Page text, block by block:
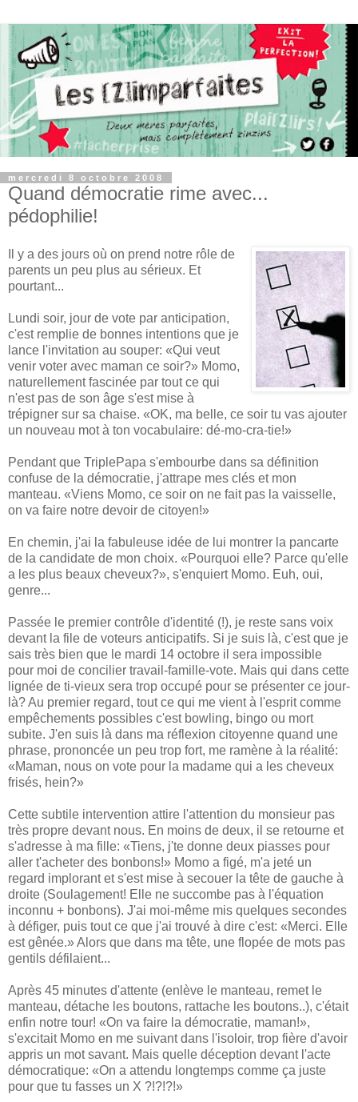
mercredi 8 octobre 2008
Quand démocratie rime avec...
pédophilie!
Il y a des jours où on prend notre rôle de
parents un peu plus au sérieux. Et
pourtant...
Lundi soir, jour de vote par anticipation,
c'est remplie de bonnes intentions que je
lance l'invitation au souper: «Qui veut
venir voter avec maman ce soir?» Momo,
naturellement fascinée par tout ce qui
n'est pas de son âge s'est mise à
trépigner sur sa chaise. «OK, ma belle, ce soir tu vas ajouter
un nouveau mot à ton vocabulaire: dé-mo-cra-tie!»
Pendant que TriplePapa s'embourbe dans sa définition
confuse de la démocratie, j'attrape mes clés et mon
manteau. «Viens Momo, ce soir on ne fait pas la vaisselle,
on va faire notre devoir de citoyen!»
En chemin, j'ai la fabuleuse idée de lui montrer la pancarte
de la candidate de mon choix. «Pourquoi elle? Parce qu'elle
a les plus beaux cheveux?», s'enquiert Momo. Euh, oui,
genre...
Passée le premier contrôle d'identité (!), je reste sans voix
devant la file de voteurs anticipatifs. Si je suis là, c'est que je
sais très bien que le mardi 14 octobre il sera impossible
pour moi de concilier travail-famille-vote. Mais qui dans cette
lignée de ti-vieux sera trop occupé pour se présenter ce jour-
là? Au premier regard, tout ce qui me vient à l'esprit comme
empêchements possibles c'est bowling, bingo ou mort
subite. J'en suis là dans ma réflexion citoyenne quand une
phrase, prononcée un peu trop fort, me ramène à la réalité:
«Maman, nous on vote pour la madame qui a les cheveux
frisés, hein?»
Cette subtile intervention attire l'attention du monsieur pas
très propre devant nous. En moins de deux, il se retourne et
s'adresse à ma fille: «Tiens, j'te donne deux piasses pour
aller t'acheter des bonbons!» Momo a figé, m'a jeté un
regard implorant et s'est mise à secouer la tête de gauche à
droite (Soulagement! Elle ne succombe pas à l'équation
inconnu + bonbons). J'ai moi-même mis quelques secondes
à défiger, puis tout ce que j'ai trouvé à dire c'est: «Merci. Elle
est gênée.» Alors que dans ma tête, une flopée de mots pas
gentils défilaient...
Après 45 minutes d'attente (enlève le manteau, remet le
manteau, détache les boutons, rattache les boutons..), c'était
enfin notre tour! «On va faire la démocratie, maman!»,
s'excitait Momo en me suivant dans l'isoloir, trop fière d'avoir
appris un mot savant. Mais quelle déception devant l'acte
démocratique: «On a attendu longtemps comme ça juste
pour que tu fasses un X ?!?!?!»